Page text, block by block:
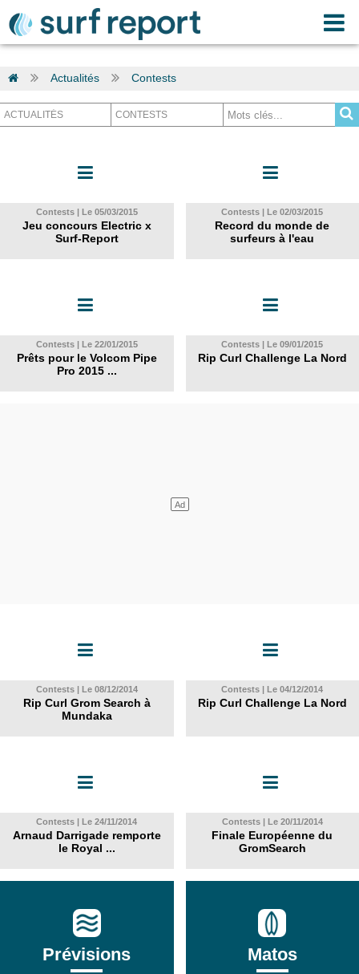
Actualités Contests
Contests | Le 05/03/2015
Jeu concours Electric x
Surf-Report
Contests | Le 02/03/2015
Record du monde de
surfeurs à l'eau
Contests | Le 22/01/2015
Prêts pour le Volcom Pipe
Pro 2015 ...
Contests | Le 09/01/2015
Rip Curl Challenge La Nord
Contests | Le 08/12/2014
Rip Curl Grom Search à
Mundaka
Contests | Le 04/12/2014
Rip Curl Challenge La Nord
Contests | Le 24/11/2014
Arnaud Darrigade remporte
le Royal ...
Contests | Le 20/11/2014
Finale Européenne du
GromSearch
Prévisions Matos